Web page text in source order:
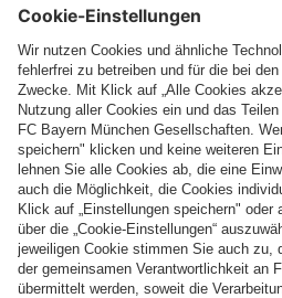
Folge uns
Zahlung & Lieferung
FC Bayern Store App